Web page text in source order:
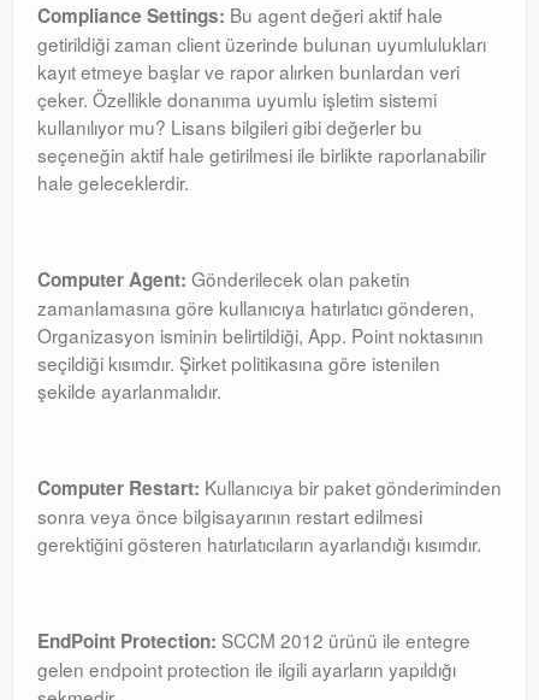
Compliance Settings: Bu agent değeri aktif hale
getirildiği zaman client üzerinde bulunan uyumlulukları
kayıt etmeye başlar ve rapor alırken bunlardan veri
çeker. Özellikle donanıma uyumlu işletim sistemi
kullanılıyor mu? Lisans bilgileri gibi değerler bu
seçeneğin aktif hale getirilmesi ile birlikte raporlanabilir
hale geleceklerdir.
Computer Agent: Gönderilecek olan paketin
zamanlamasına göre kullanıcıya hatırlatıcı gönderen,
Organizasyon isminin belirtildiği, App. Point noktasının
seçildiği kısımdır. Şirket politikasına göre istenilen
şekilde ayarlanmalıdır.
Computer Restart: Kullanıcıya bir paket gönderiminden
sonra veya önce bilgisayarının restart edilmesi
gerektiğini gösteren hatırlatıcıların ayarlandığı kısımdır.
EndPoint Protection: SCCM 2012 ürünü ile entegre
gelen endpoint protection ile ilgili ayarların yapıldığı